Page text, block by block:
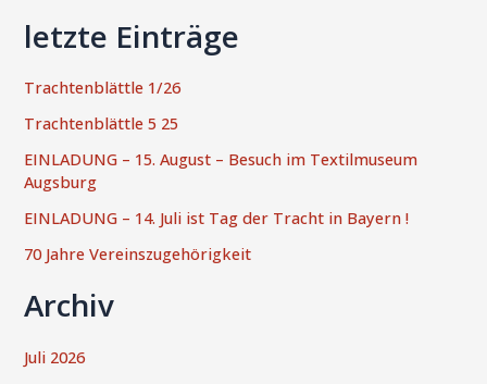
letzte Einträge
Trachtenblättle 1/26
Trachtenblättle 5 25
EINLADUNG – 15. August – Besuch im Textilmuseum
Augsburg
EINLADUNG – 14. Juli ist Tag der Tracht in Bayern !
70 Jahre Vereinszugehörigkeit
Archiv
Juli 2026